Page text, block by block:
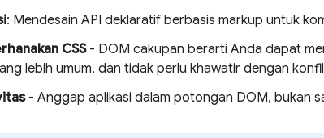
: Mendesain API deklaratif berbasis markup untuk
CSS- DOM cakupan berarti Anda dapat
lebih umum, dan tidak perlu khawatir dengan
- Anggap aplikasi dalam potongan DOM, bukan